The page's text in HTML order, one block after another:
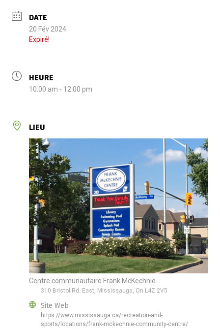
DATE
20 Fév 2024
Expiré!
HEURE
10:00 am - 12:00 pm
LIEU
Centre communautaire Frank McKechnie
310 Bristol Rd. East, Mississauga, On L4Z 2V5
Site Web
https://www.mississauga.ca/recreation-and-
sports/locations/frank-mckechnie-community-centre/